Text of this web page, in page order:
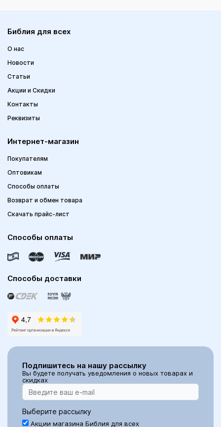
Библия для всех
О нас
Новости
Статьи
Акции и Скидки
Контакты
Реквизиты
Интернет-магазин
Покупателям
Оптовикам
Способы оплаты
Возврат и обмен товара
Скачать прайс-лист
Способы оплаты
Способы доставки
Подпишитесь на нашу рассылку
Вы будете получать уведомления о новых товарах и
скидках
Выберите рассылку
Акции магазина Библия для всех